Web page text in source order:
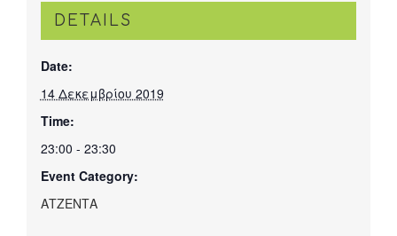
DETAILS
Date:
14 Δεκεμβρίου 2019
Time:
23:00 - 23:30
Event Category:
ΑΤΖΕΝΤΑ